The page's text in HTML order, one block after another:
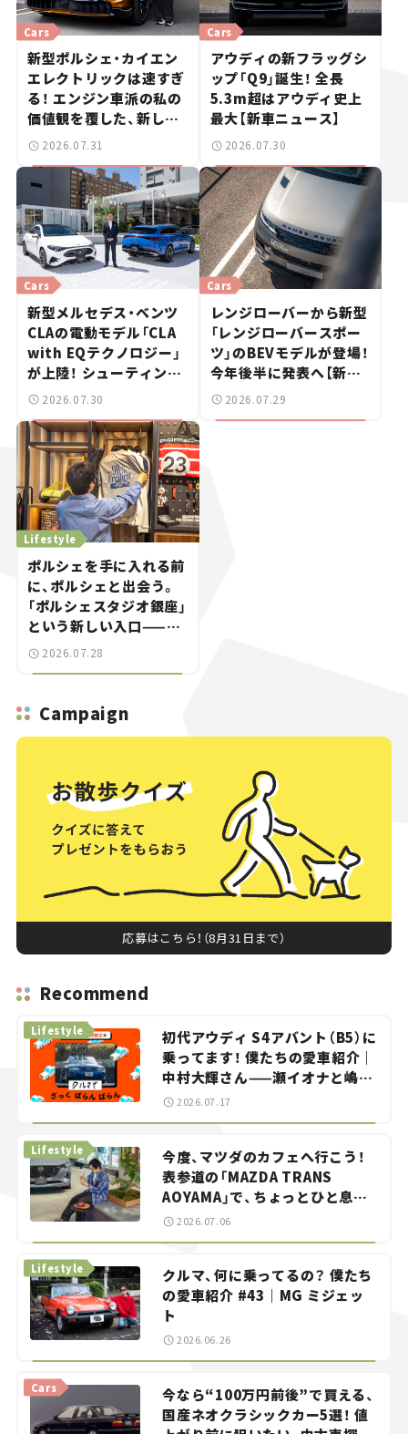
Cars
新型ポルシェ・カイエン
エレクトリックは速すぎ
る！ エンジン車派の私の
価値観を覆した、新しい
ポルシェの走り。
2026.07.31
Cars
アウディの新フラッグシ
ップ「Q9」誕生！ 全長
5.3m超はアウディ史上
最大【新車ニュース】
2026.07.30
Cars
新型メルセデス・ベンツ
CLAの電動モデル「CLA
with EQテクノロジー」
が上陸！ シューティング
ブレークも発売【新車ニ
2026.07.30
Cars
レンジローバーから新型
「レンジローバースポー
ツ」のBEVモデルが登場！
今年後半に発表へ【新車
ニュース】
2026.07.29
Lifestyle
ポルシェを手に入れる前
に、ポルシェと出会う。
「ポルシェスタジオ銀座」
という新しい入口——連
載｜CCGとクルマでどう
する？＜第14回＞
2026.07.28
Campaign
応募はこちら！（8月31日まで）
Recommend
初代アウディ S4アバント（B5）に
乗ってます！ 僕たちの愛車紹介｜
中村大輝さん——瀬イオナと嶋田
智之の「クルマでざっくばらんば
らん！」＃20
Lifestyle
2026.07.17
今度、マツダのカフェへ行こう！
表参道の「MAZDA TRANS
AOYAMA」で、ちょっとひと息。
——連載｜CCGとクルマでどうす
Lifestyle
2026.07.06
クルマ、何に乗ってるの？ 僕たち
の愛車紹介 #43｜MG ミジェッ
ト
Lifestyle
2026.06.26
今なら“100万円前後”で買える、
国産ネオクラシックカー5選！ 値
Cars